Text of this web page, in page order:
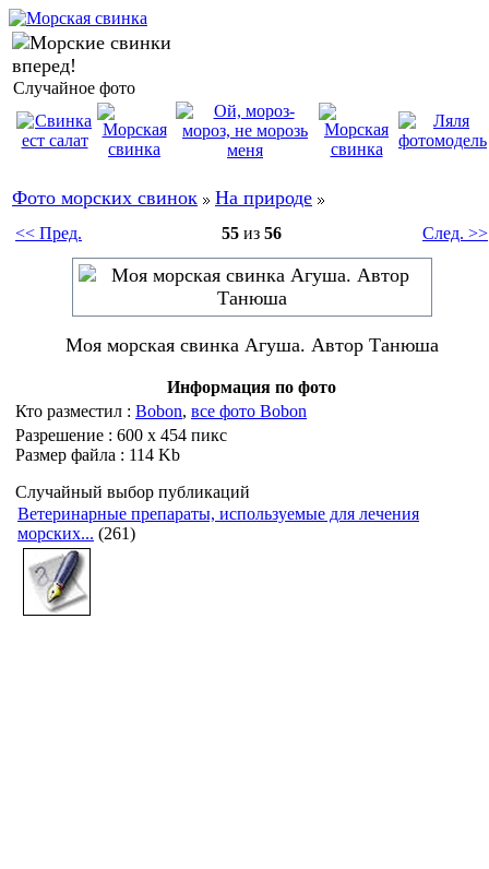
Случайное фото
Фото морских свинок На природе
<< Пред. 55 из 56 След. >>
Моя морская свинка Агуша. Автор Танюша
Информация по фото
Кто разместил : Bobon, все фото Bobon
Разрешение : 600 x 454 пикс
Размер файла : 114 Kb
Случайный выбор публикаций
Ветеринарные препараты, используемые для лечения
морских... (261)